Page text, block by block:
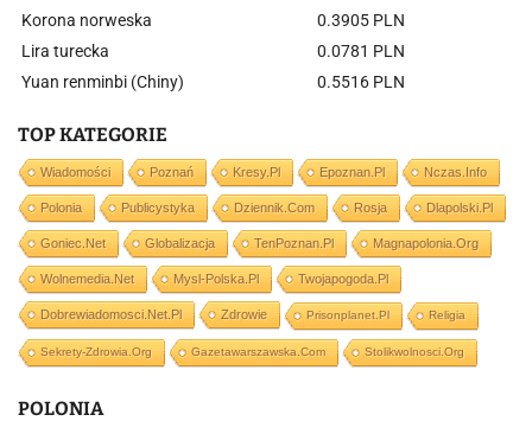
Korona norweska
0.3905 PLN
Lira turecka
0.0781 PLN
Yuan renminbi (Chiny)
0.5516 PLN
TOP KATEGORIE
Wiadomości Poznań Kresy.pl Epoznan.pl Nczas.info
Polonia Publicystyka Dziennik.com Rosja Dlapolski.pl
Goniec.net Globalizacja TenPoznan.pl Magnapolonia.org
Wolnemedia.net Mysl-Polska.pl Twojapogoda.pl
Dobrewiadomosci.net.pl Zdrowie Prisonplanet.pl Religia
Sekrety-Zdrowia.org Gazetawarszawska.com Stolikwolnosci.org
POLONIA